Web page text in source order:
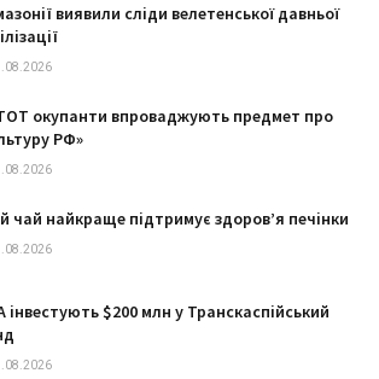
виявили сліди велетенської давньої
окупанти впроваджують предмет про
РФ»
чай найкраще підтримує здоров’я печінки
$200 млн у Транскаспійський